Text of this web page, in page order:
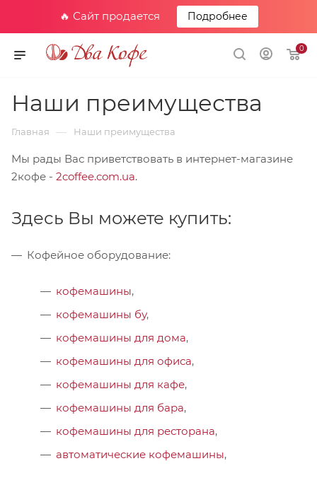
🔥 Сайт продается Подробнее
0
Наши преимущества
Главная — Наши преимущества
Мы рады Вас приветствовать в интернет-магазине
2кофе - 2coffee.com.ua.
Здесь Вы можете купить:
Кофейное оборудование:
кофемашины,
кофемашины бу,
кофемашины для дома,
кофемашины для офиса,
кофемашины для кафе,
кофемашины для бара,
кофемашины для ресторана,
автоматические кофемашины,